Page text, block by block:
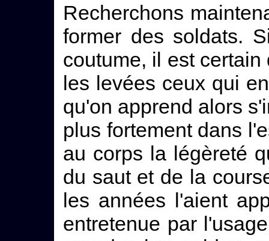
Recherchons
former des soldats.
coutume, il est
les levées ceux qui
qu'on apprend alors
plus fortement dans
au corps la légèreté
du saut et de la
les années l'aient
entretenue par